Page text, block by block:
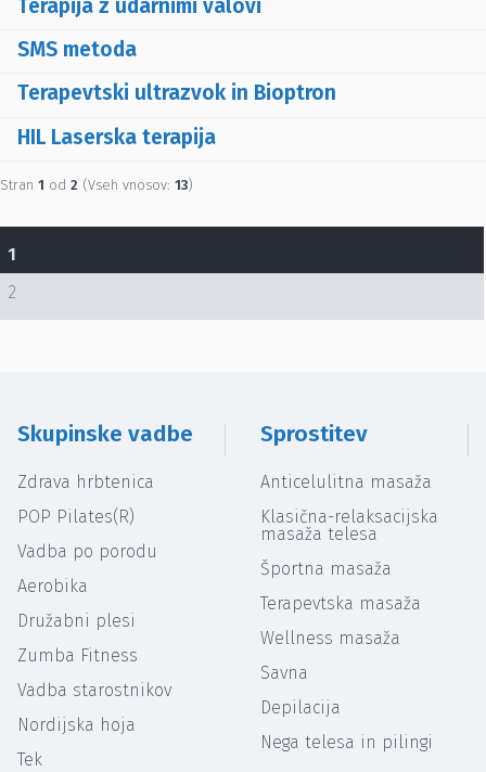
Terapija z udarnimi valovi
SMS metoda
Terapevtski ultrazvok in Bioptron
HIL Laserska terapija
Stran 1 od 2 (Vseh vnosov: 13)
1
2
Skupinske vadbe
Zdrava hrbtenica
POP Pilates(R)
Vadba po porodu
Aerobika
Družabni plesi
Zumba Fitness
Vadba starostnikov
Nordijska hoja
Tek
Sprostitev
Anticelulitna masaža
Klasična-relaksacijska
masaža telesa
Športna masaža
Terapevtska masaža
Wellness masaža
Savna
Depilacija
Nega telesa in pilingi